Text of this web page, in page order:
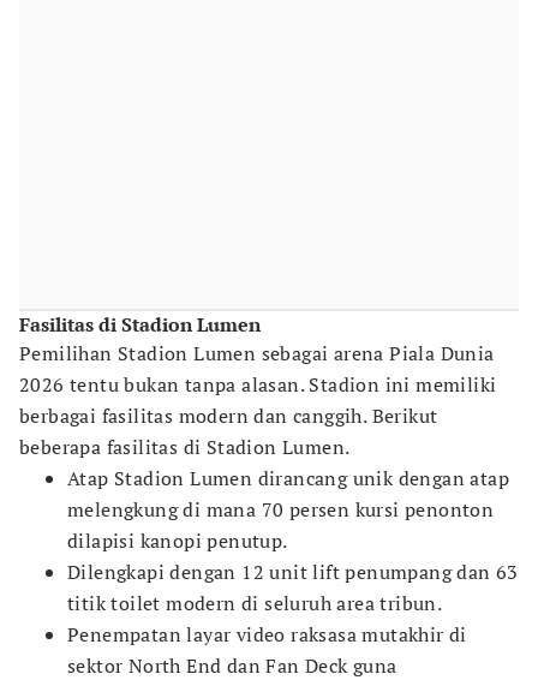
Fasilitas di Stadion Lumen
Pemilihan Stadion Lumen sebagai arena Piala Dunia
2026 tentu bukan tanpa alasan. Stadion ini memiliki
berbagai fasilitas modern dan canggih. Berikut
beberapa fasilitas di Stadion Lumen.
Atap Stadion Lumen dirancang unik dengan atap
melengkung di mana 70 persen kursi penonton
dilapisi kanopi penutup.
Dilengkapi dengan 12 unit lift penumpang dan 63
titik toilet modern di seluruh area tribun.
Penempatan layar video raksasa mutakhir di
sektor North End dan Fan Deck guna